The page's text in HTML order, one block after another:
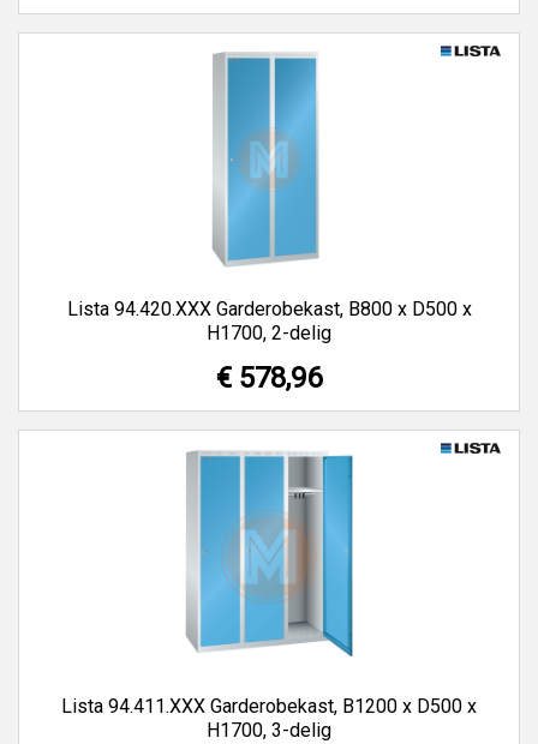
Lista 94.420.XXX Garderobekast, B800 x D500 x
H1700, 2-delig
€ 578,96
Lista 94.411.XXX Garderobekast, B1200 x D500 x
H1700, 3-delig